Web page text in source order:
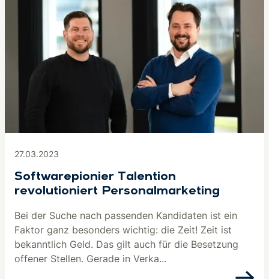
27.03.2023
Softwarepionier Talention
revolutioniert Personalmarketing
Bei der Suche nach passenden Kandidaten ist ein
Faktor ganz besonders wichtig: die Zeit! Zeit ist
bekanntlich Geld. Das gilt auch für die Besetzung
offener Stellen. Gerade in Verka...